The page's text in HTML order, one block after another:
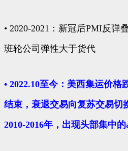
• 2020-2021：新冠后PMI反弹
班轮公司弹性大于货代
• 2022.10至今：美西集运价格
结束，衰退交易向复苏交易切
2010-2016年，出现头部集中